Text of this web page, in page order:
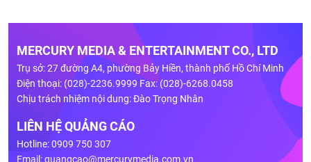
MERCURY MEDIA & ENTERTAINMENT CO., LTD
Trụ sở: 27 đường A4, phường Bảy Hiền, thành phố Hồ Chí Minh
Điện thoại: (028)-2236.9999 Fax: (028)-6268.0458
Chịu trách nhiệm nội dung: Đào Trọng Nhân
LIÊN HỆ QUẢNG CÁO
Hotline: 0909 750 307
Email:quangcao@mercurymedia.com.vn